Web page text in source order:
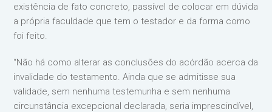
existência de fato concreto, passível de colocar em dúvida
a própria faculdade que tem o testador e da forma como
foi feito.
“Não há como alterar as conclusões do acórdão acerca da
invalidade do testamento. Ainda que se admitisse sua
validade, sem nenhuma testemunha e sem nenhuma
circunstância excepcional declarada, seria imprescindível,